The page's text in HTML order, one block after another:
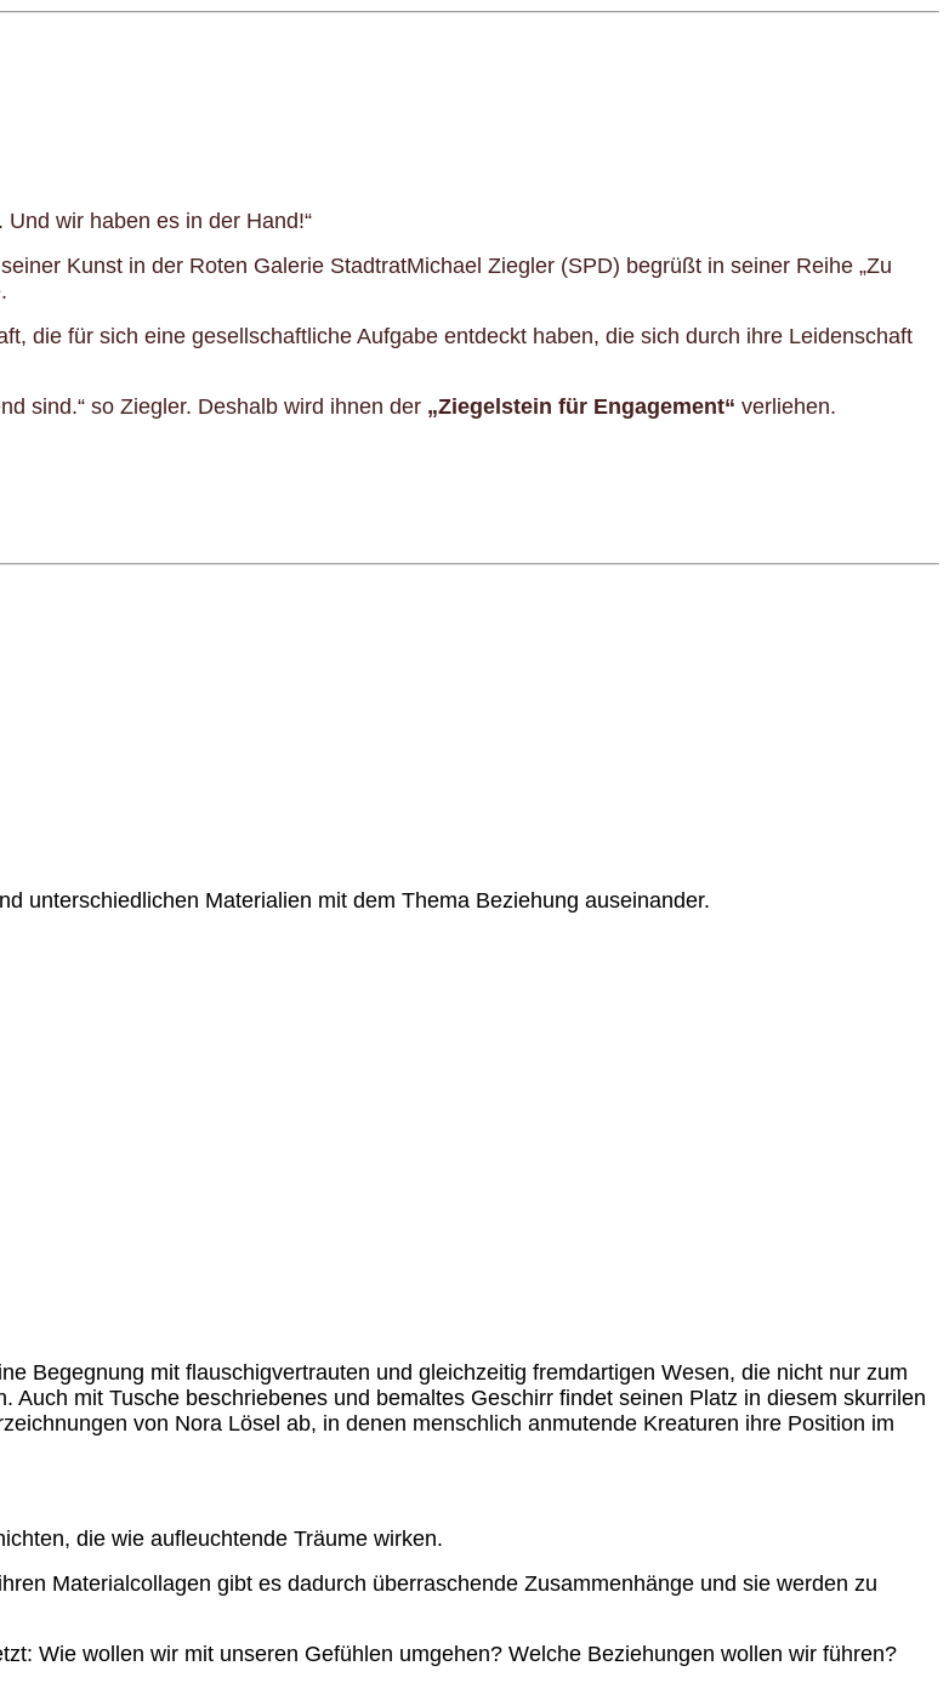
wir haben es in der Hand!“
Kunst in der Roten Galerie StadtratMichael Ziegler (SPD) begrüßt in seiner Reihe „Zu
die für sich eine gesellschaftliche Aufgabe entdeckt haben, die sich durch ihre Leidenschaft
sind.“ so Ziegler. Deshalb wird ihnen der „Ziegelstein für Engagement“ verliehen.
unterschiedlichen Materialien mit dem Thema Beziehung auseinander.
Begegnung mit flauschigvertrauten und gleichzeitig fremdartigen Wesen, die nicht nur zum
mit Tusche beschriebenes und bemaltes Geschirr findet seinen Platz in diesem skurrilen
von Nora Lösel ab, in denen menschlich anmutende Kreaturen ihre Position im
die wie aufleuchtende Träume wirken.
Materialcollagen gibt es dadurch überraschende Zusammenhänge und sie werden zu
Wie wollen wir mit unseren Gefühlen umgehen? Welche Beziehungen wollen wir führen?